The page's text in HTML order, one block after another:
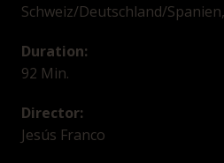
Schweiz/Deutschland/
Duration:
92 Min.
Director:
Jesús Franco